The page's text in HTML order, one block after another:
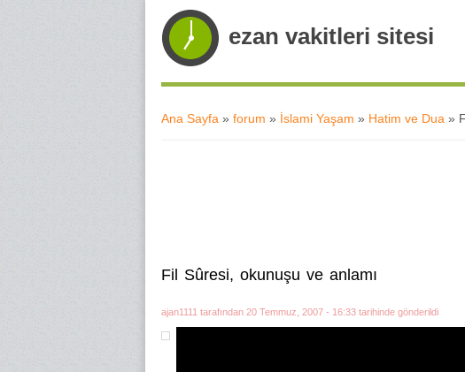
ezan vakitleri sitesi
Ana Sayfa » forum » İslami Yaşam » Hatim ve Dua »
Fil Sûresi, okunuşu ve anlamı
ajan1111 tarafından 20 Temmuz, 2007 - 16:33 tarihinde gönderildi